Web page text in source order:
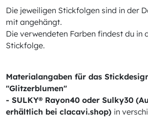
Die jeweiligen Stickfolgen sind in der
mit angehängt.
Die verwendeten Farben findest du in
Stickfolge.
Materialangaben für das
"Glitzerblumen"
- SULKY® Rayon40 oder Sulky30
erhältlich bei clacavi.shop) in